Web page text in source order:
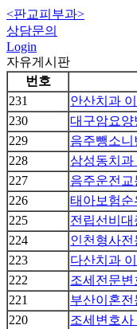
<판교피부과>
상담문의
Login
자유게시판
번호
231
안산치과
230
대구암요
229
음주뺑소
228
삼성동치과
227
음주운전
226
태아보험순
225
전립선비대
224
인천형사전
223
다산치과
222
조세전문변
221
부산이혼전
220
조세변호